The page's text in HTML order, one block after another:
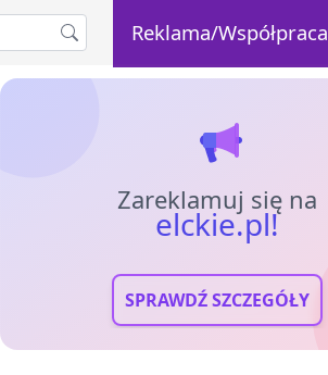
Reklama/Współpraca
Zareklamuj się na
elckie.pl!
SPRAWDŹ SZCZEGÓŁY